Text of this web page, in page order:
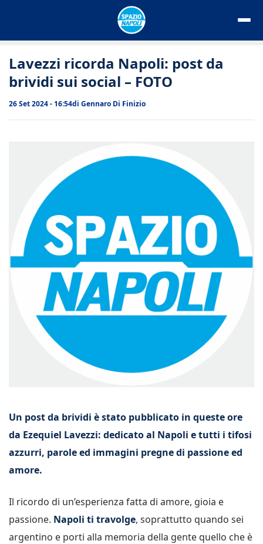
Lavezzi ricorda Napoli: post da
brividi sui social – FOTO
26 Set 2024 - 16:54di Gennaro Di Finizio
Un post da brividi è stato pubblicato in queste ore
da Ezequiel Lavezzi: dedicato al Napoli e tutti i tifosi
azzurri, parole ed immagini pregne di passione ed
amore.
Il ricordo di un’esperienza fatta di amore, gioia e
passione. Napoli ti travolge, soprattutto quando sei
argentino e porti alla memoria della gente quello che è